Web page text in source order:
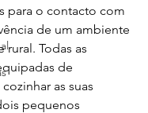
para o contacto com
de um ambiente
rural. Todas as
de
as suas
pequenos